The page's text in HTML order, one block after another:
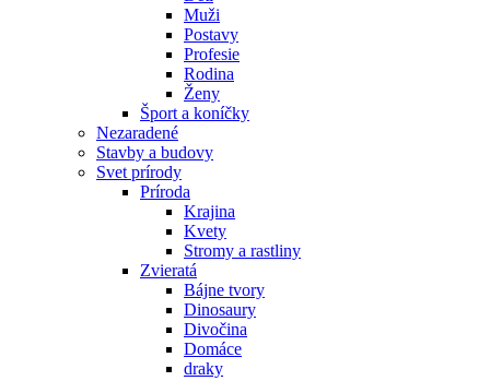
Muži
Postavy
Profesie
Rodina
Ženy
Šport a koníčky
Nezaradené
Stavby a budovy
Svet prírody
Príroda
Krajina
Kvety
Stromy a rastliny
Zvieratá
Bájne tvory
Dinosaury
Divočina
Domáce
draky